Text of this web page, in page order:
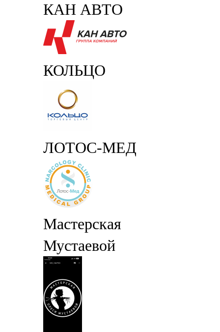
КАН АВТО
КОЛЬЦО
ЛОТОС-МЕД
Мастерская
Мустаевой